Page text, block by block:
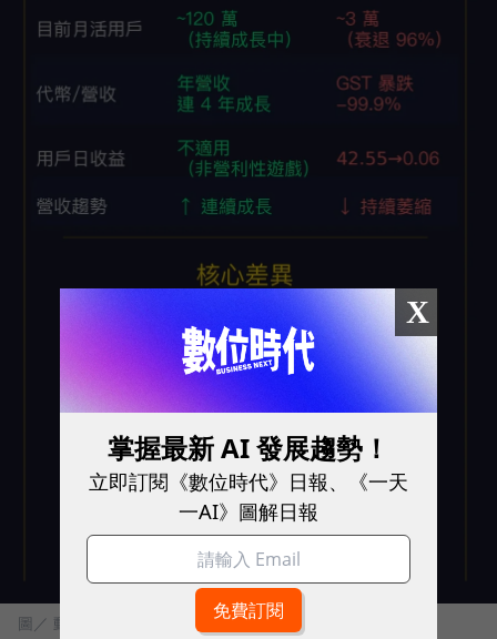
圖／ 動區動趨
X
掌握最新 AI 發展趨勢！
立即訂閱《數位時代》日報、《一天
一AI》圖解日報